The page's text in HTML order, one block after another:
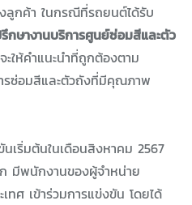
ลูกค้า ในกรณีที่รถยนต์ได้รับ
กษางานบริการศูนย์ซ่อมสีและตัว
จะให้คำแนะนำที่ถูกต้องตาม
รซ่อมสีและตัวถังที่มีคุณภาพ
เริ่มต้นในเดือนสิงหาคม 2567
มีพนักงานของผู้จำหน่าย
ทศ เข้าร่วมการแข่งขัน โดยได้